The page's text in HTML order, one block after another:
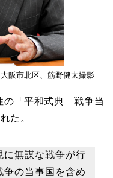
阪市北区、筋野健太撮影
の「平和式典 戦争当
た。
に無謀な戦争が行
の当事国を含め